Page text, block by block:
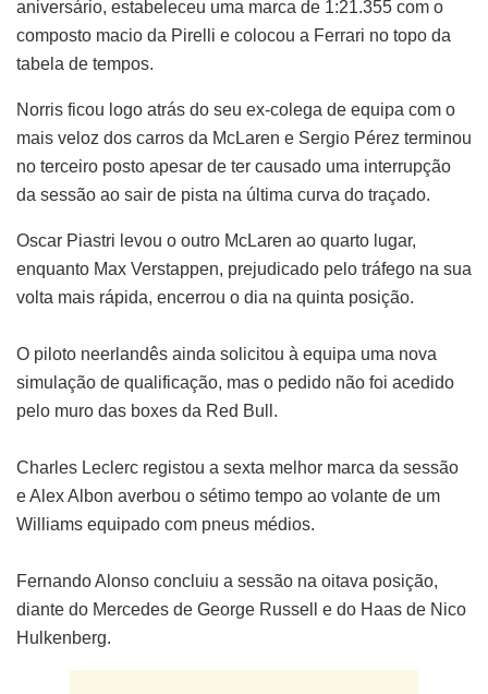
aniversário, estabeleceu uma marca de 1:21.355 com o
composto macio da Pirelli e colocou a Ferrari no topo da
tabela de tempos.
Norris ficou logo atrás do seu ex-colega de equipa com o
mais veloz dos carros da McLaren e Sergio Pérez terminou
no terceiro posto apesar de ter causado uma interrupção
da sessão ao sair de pista na última curva do traçado.
Oscar Piastri levou o outro McLaren ao quarto lugar,
enquanto Max Verstappen, prejudicado pelo tráfego na sua
volta mais rápida, encerrou o dia na quinta posição.
O piloto neerlandês ainda solicitou à equipa uma nova
simulação de qualificação, mas o pedido não foi acedido
pelo muro das boxes da Red Bull.
Charles Leclerc registou a sexta melhor marca da sessão
e Alex Albon averbou o sétimo tempo ao volante de um
Williams equipado com pneus médios.
Fernando Alonso concluiu a sessão na oitava posição,
diante do Mercedes de George Russell e do Haas de Nico
Hulkenberg.